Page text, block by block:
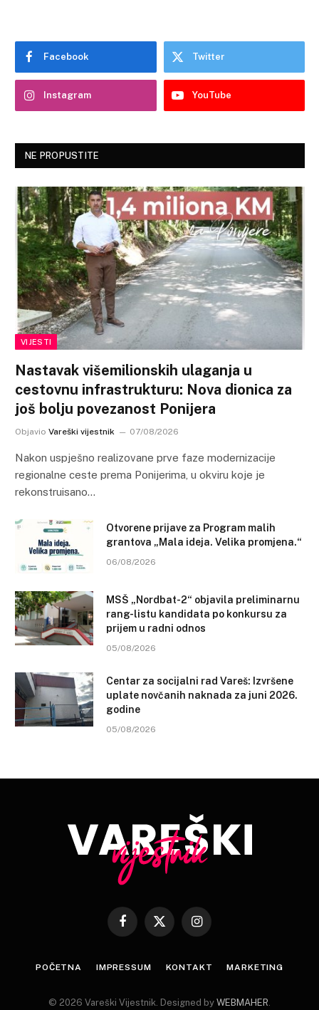
Facebook Twitter
Instagram YouTube
NE PROPUSTITE
VIJESTI
Nastavak višemilionskih ulaganja u
cestovnu infrastrukturu: Nova dionica za
još bolju povezanost Ponijera
Objavio Vareški vijestnik 07/08/2026
Nakon uspješno realizovane prve faze modernizacije
regionalne ceste prema Ponijerima, u okviru koje je
rekonstruisano…
Otvorene prijave za Program malih
grantova „Mala ideja. Velika promjena.“
06/08/2026
MSŠ „Nordbat-2“ objavila preliminarnu
rang-listu kandidata po konkursu za
prijem u radni odnos
05/08/2026
Centar za socijalni rad Vareš: Izvršene
uplate novčanih naknada za juni 2026.
godine
05/08/2026
Facebook
X
Instagram
POČETNA IMPRESSUM KONTAKT MARKETING
© 2026 Vareški Vijestnik. Designed by WEBMAHER